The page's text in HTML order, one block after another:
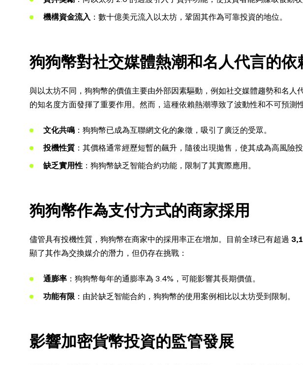
機構資金流入 ：數十億美元流入以太坊，鞏固其作為可靠投資的地位。
狗狗幣對社交媒體熱潮和名人代言的依
與以太坊不同，狗狗幣的價值主要由外部因素驅動，例如社交媒體趨勢和名人
的知名度方面發揮了重要作用。然而，這種依賴熱潮導致了波動性和不可預測
文化共鳴 ：狗狗幣已成為互聯網文化的象徵，吸引了廣泛的受眾。
投機性質 ：其價格通常經歷短暫的飆升，隨後出現拋售，使其成為高風險投
缺乏實用性 ：狗狗幣缺乏智能合約功能，限制了其實際應用。
狗狗幣作為支付方式的商家採用
儘管具有投機性質，狗狗幣在商家中的採用率正在增加。目前全球已有超過
顯了其作為交換媒介的潛力，但仍存在挑戰：
通膨率 ：狗狗幣每年的通膨率為 3.4%，可能影響其長期價值。
功能有限 ：由於缺乏智能合約，狗狗幣的使用案例相比以太坊受到限制。
影響加密貨幣投資的監管發展